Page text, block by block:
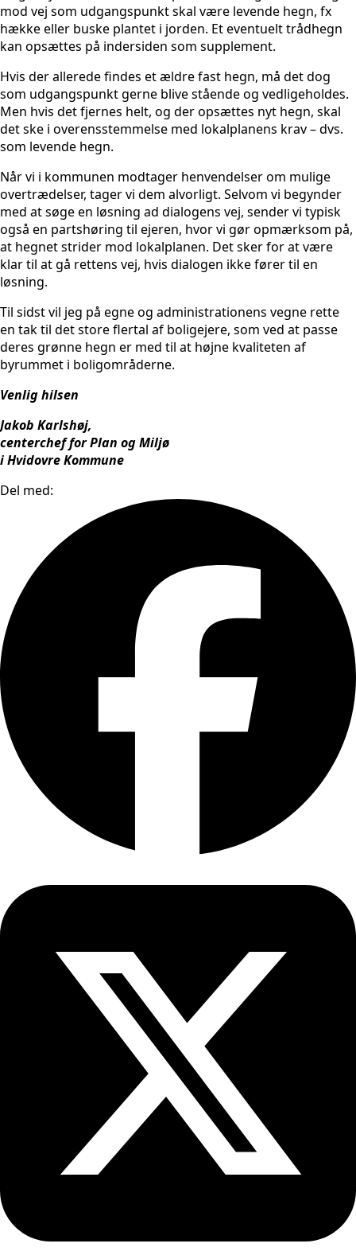
mod vej som udgangspunkt skal være levende hegn, fx
hække eller buske plantet i jorden. Et eventuelt trådhegn
kan opsættes på indersiden som supplement.
Hvis der allerede findes et ældre fast hegn, må det dog
som udgangspunkt gerne blive stående og vedligeholdes.
Men hvis det fjernes helt, og der opsættes nyt hegn, skal
det ske i overensstemmelse med lokalplanens krav – dvs.
som levende hegn.
Når vi i kommunen modtager henvendelser om mulige
overtrædelser, tager vi dem alvorligt. Selvom vi begynder
med at søge en løsning ad dialogens vej, sender vi typisk
også en partshøring til ejeren, hvor vi gør opmærksom på,
at hegnet strider mod lokalplanen. Det sker for at være
klar til at gå rettens vej, hvis dialogen ikke fører til en
løsning.
Til sidst vil jeg på egne og administrationens vegne rette
en tak til det store flertal af boligejere, som ved at passe
deres grønne hegn er med til at højne kvaliteten af
byrummet i boligområderne.
Venlig hilsen
Jakob Karlshøj,
centerchef for Plan og Miljø
i Hvidovre Kommune
Del med: